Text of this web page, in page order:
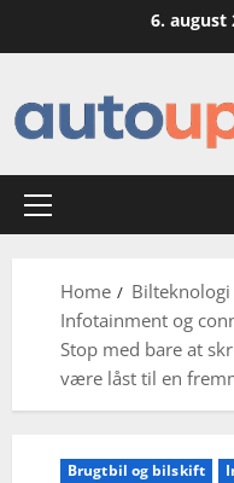
6. august
Primary
Home
Infotainment og
Stop med bare at
være låst til en
Brugtbil og bilskift